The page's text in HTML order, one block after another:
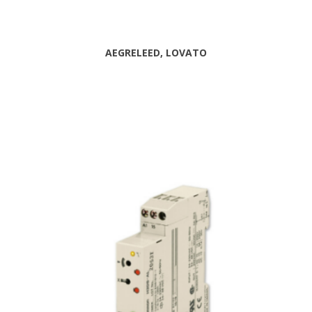
AEGRELEED, LOVATO